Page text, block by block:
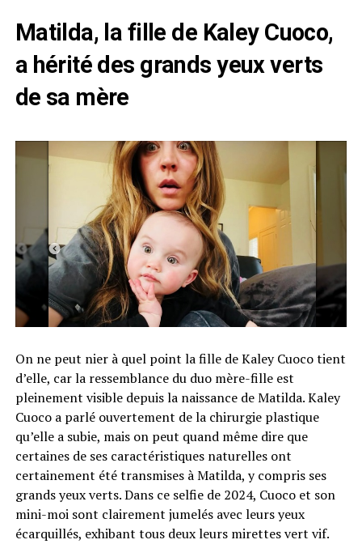
Matilda, la fille de Kaley Cuoco,
a hérité des grands yeux verts
de sa mère
On ne peut nier à quel point la fille de Kaley Cuoco tient
d’elle, car la ressemblance du duo mère-fille est
pleinement visible depuis la naissance de Matilda. Kaley
Cuoco a parlé ouvertement de la chirurgie plastique
qu’elle a subie, mais on peut quand même dire que
certaines de ses caractéristiques naturelles ont
certainement été transmises à Matilda, y compris ses
grands yeux verts. Dans ce selfie de 2024, Cuoco et son
mini-moi sont clairement jumelés avec leurs yeux
écarquillés, exhibant tous deux leurs mirettes vert vif.